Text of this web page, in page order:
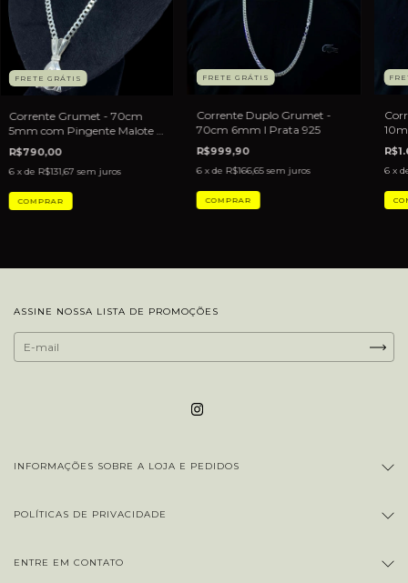
FRETE GRÁTIS
Corrente Grumet - 70cm
5mm com Pingente Malote I
Prata 925
R$790,00
6 x de R$131,67 sem juros
FRETE GRÁTIS
Corrente Duplo Grumet -
70cm 6mm I Prata 925
R$999,90
6 x de R$166,65 sem juros 6 x
ASSINE NOSSA LISTA DE PROMOÇÕES
INFORMAÇÕES SOBRE A LOJA E PEDIDOS
POLÍTICAS DE PRIVACIDADE
ENTRE EM CONTATO